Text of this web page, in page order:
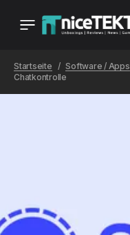
Startseite Software / Apps
Chatkontrolle